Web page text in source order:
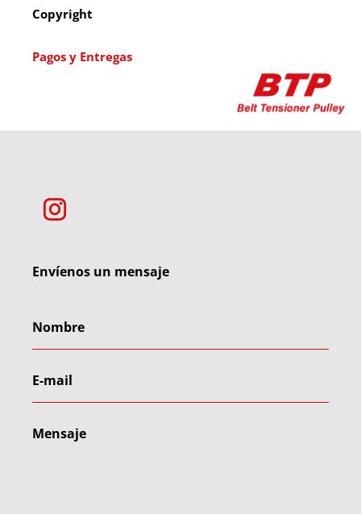
Copyright
Pagos y Entregas
Envíenos un mensaje